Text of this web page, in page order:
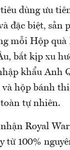
dùng ưu
đặc biệt, sản
mỗi Hộp quà
bắt kịp xu
khẩu Anh
hộp bánh
tự nhiên.
Royal
từ 100%